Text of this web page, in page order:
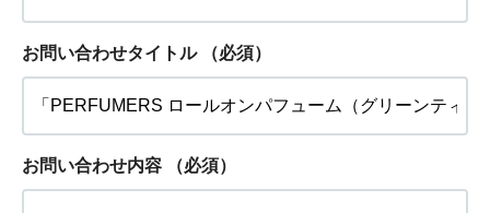
お問い合わせタイトル （必須）
お問い合わせ内容 （必須）